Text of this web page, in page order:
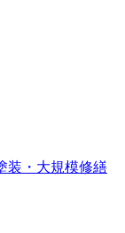
装・大規模修繕